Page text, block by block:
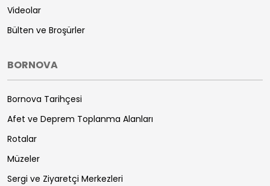
Videolar
Bülten ve Broşürler
BORNOVA
Bornova Tarihçesi
Afet ve Deprem Toplanma Alanları
Rotalar
Müzeler
Sergi ve Ziyaretçi Merkezleri